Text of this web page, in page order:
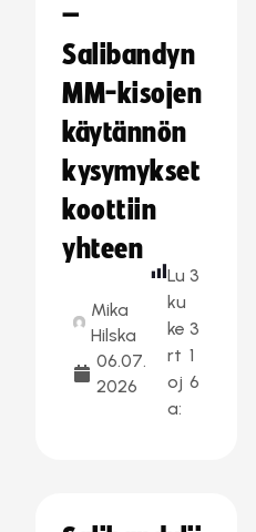
–
Salibandyn
MM-kisojen
käytännön
kysymykset
koottiin
yhteen
Mika
Hilska
06.07.
2026
Lu
ku
ke
rt
oj
a:
3
3
1
6